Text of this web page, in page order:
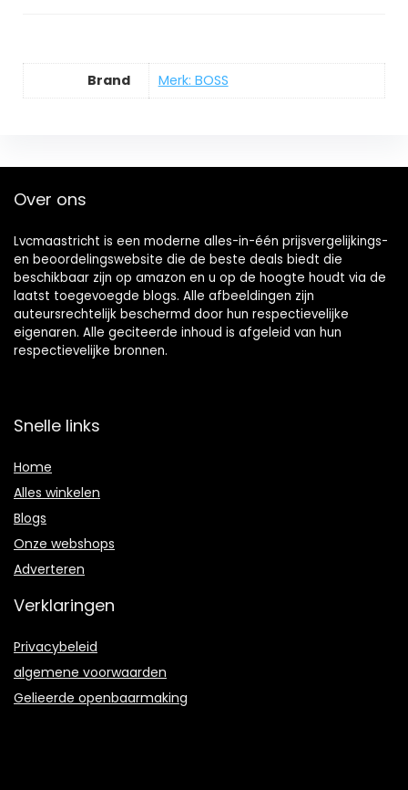
Brand Merk: BOSS
Over ons
Lvcmaastricht is een moderne alles-in-één prijsvergelijkings-
en beoordelingswebsite die de beste deals biedt die
beschikbaar zijn op amazon en u op de hoogte houdt via de
laatst toegevoegde blogs. Alle afbeeldingen zijn
auteursrechtelijk beschermd door hun respectievelijke
eigenaren. Alle geciteerde inhoud is afgeleid van hun
respectievelijke bronnen.
Snelle links
Home
Alles winkelen
Blogs
Onze webshops
Adverteren
Verklaringen
Privacybeleid
algemene voorwaarden
Gelieerde openbaarmaking